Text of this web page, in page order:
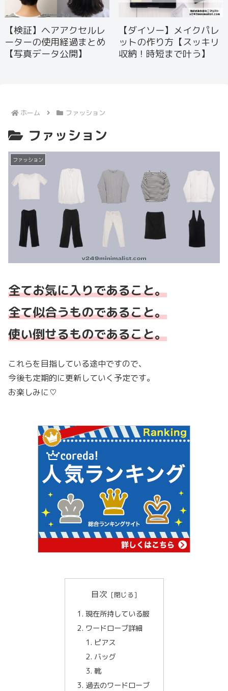
【検証】ヘアアクセルレ
ーターの使用経過まとめ
【写真データ公開】
【ダイソー】メイクパレ
ットの作り方【スッキリ
収納！時短まで叶う】
ホーム ファッション
ファッション
ファッション
全てお気に入りであること。
全て似合うものであること。
使い倒せるものであること。
これらを目指している途中ですので、
今後も定期的に更新していく予定です。
お楽しみに♡
目次
現在所持している服
ワードローブ詳細
ピアス
バッグ
靴
過去のワードローブ